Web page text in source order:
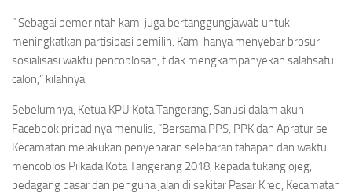
” Sebagai pemerintah kami juga bertanggungjawab untuk
meningkatkan partisipasi pemilih. Kami hanya menyebar brosur
sosialisasi waktu pencoblosan, tidak mengkampanyekan salahsatu
calon,” kilahnya
Sebelumnya, Ketua KPU Kota Tangerang, Sanusi dalam akun
Facebook pribadinya menulis, “Bersama PPS, PPK dan Apratur se-
Kecamatan melakukan penyebaran selebaran tahapan dan waktu
mencoblos Pilkada Kota Tangerang 2018, kepada tukang ojeg,
pedagang pasar dan penguna jalan di sekitar Pasar Kreo, Kecamatan